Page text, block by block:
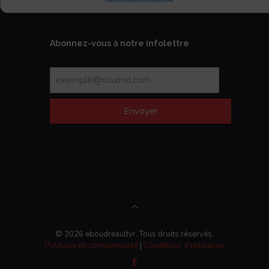
Abonnez-vous à notre infolettre
Envoyer
© 2026 eboudreaultvr. Tous droits réservés.
Politique de confidentialité| Conditions d'utilisation